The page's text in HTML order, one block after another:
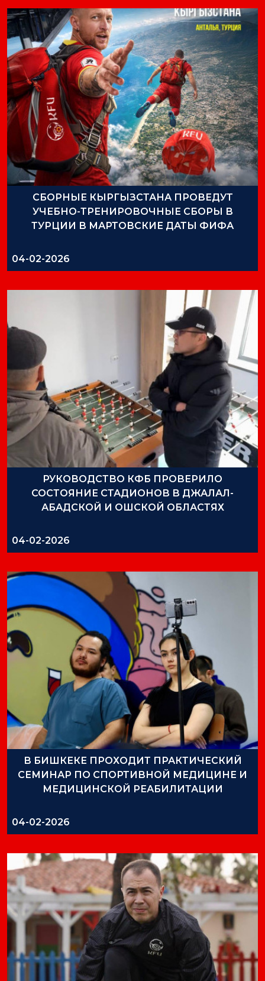
СБОРНЫЕ КЫРГЫЗСТАНА ПРОВЕДУТ
УЧЕБНО-ТРЕНИРОВОЧНЫЕ СБОРЫ В
ТУРЦИИ В МАРТОВСКИЕ ДАТЫ ФИФА
04-02-2026
РУКОВОДСТВО КФБ ПРОВЕРИЛО
СОСТОЯНИЕ СТАДИОНОВ В ДЖАЛАЛ-
АБАДСКОЙ И ОШСКОЙ ОБЛАСТЯХ
04-02-2026
В БИШКЕКЕ ПРОХОДИТ ПРАКТИЧЕСКИЙ
СЕМИНАР ПО СПОРТИВНОЙ МЕДИЦИНЕ И
МЕДИЦИНСКОЙ РЕАБИЛИТАЦИИ
04-02-2026